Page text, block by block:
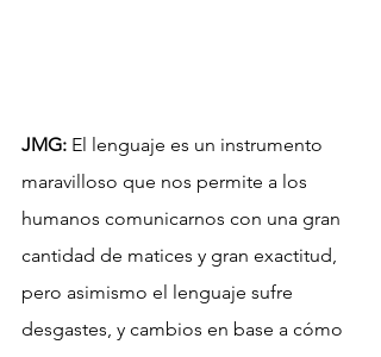
JMG: El lenguaje es un instrumento
maravilloso que nos permite a los
humanos comunicarnos con una gran
cantidad de matices y gran exactitud,
pero asimismo el lenguaje sufre
desgastes, y cambios en base a cómo